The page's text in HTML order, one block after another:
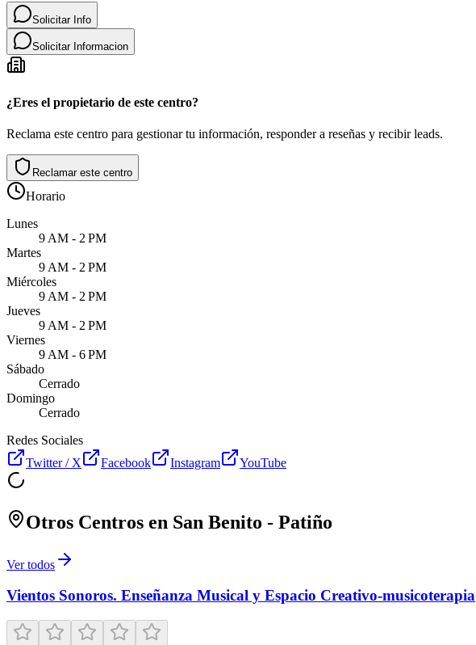
Solicitar Info
Solicitar Informacion
¿Eres el propietario de este centro?
Reclama este centro para gestionar tu información, responder a reseñas y recibir leads.
Reclamar este centro
Horario
Lunes
9 AM - 2 PM
Martes
9 AM - 2 PM
Miércoles
9 AM - 2 PM
Jueves
9 AM - 2 PM
Viernes
9 AM - 6 PM
Sábado
Cerrado
Domingo
Cerrado
Redes Sociales
Twitter / X
Facebook Instagram YouTube
Otros Centros en San Benito - Patiño
Ver todos
Vientos Sonoros. Enseñanza Musical y Espacio Creativo-musicoterapia